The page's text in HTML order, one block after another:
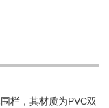
栏，其材质为PVC双